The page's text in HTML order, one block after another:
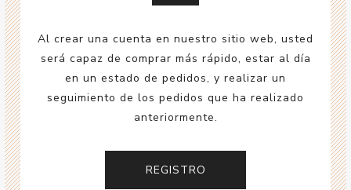
Al crear una cuenta en nuestro sitio web, usted
será capaz de comprar más rápido, estar al día
en un estado de pedidos, y realizar un
seguimiento de los pedidos que ha realizado
anteriormente.